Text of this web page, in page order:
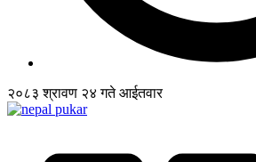
२०८३ श्रावण २४ गते आईतवार